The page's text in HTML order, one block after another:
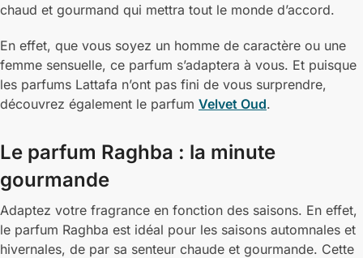
chaud et gourmand qui mettra tout le monde d’accord.
En effet, que vous soyez un homme de caractère ou une
femme sensuelle, ce parfum s’adaptera à vous. Et puisque
les parfums Lattafa n’ont pas fini de vous surprendre,
découvrez également le parfum Velvet Oud.
Le parfum Raghba : la minute
gourmande
Adaptez votre fragrance en fonction des saisons. En effet,
le parfum Raghba est idéal pour les saisons automnales et
hivernales, de par sa senteur chaude et gourmande. Cette